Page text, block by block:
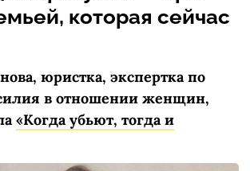
которая сейчас
юристка, экспертка по
в отношении женщин,
«Когда убьют, тогда и